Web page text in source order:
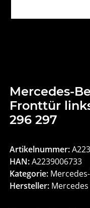
Mercedes-
Fronttür
296 297
Artikelnummer:
HAN:A2239006733
Kategorie:
Hersteller: Mercedes